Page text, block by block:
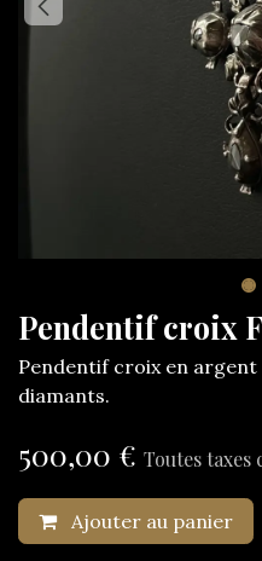
Pendentif croix
Pendentif croix en
diamants.
500,00 € Toutes taxes
Ajouter au panier